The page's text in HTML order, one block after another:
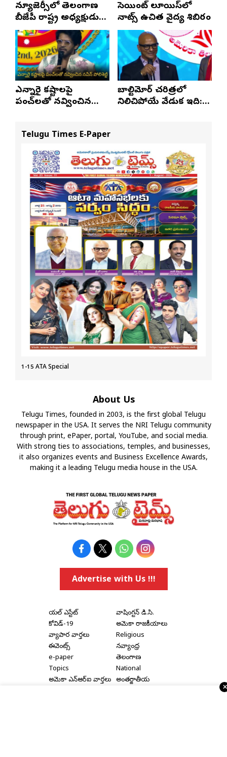
న్యూజెర్సీలో తెలంగాణ
బీజేపీ రాష్ట్ర అధ్యక్షుడు
ఎన్. రాంచందర్‌రావుకు
ఘన స్వాగతం
సెయింట్ లూయిస్‌లో
నాట్స్ ఉచిత వైద్య శిబిరం
ఎన్నారై కష్టాలపై
పంచ్‌లతో నవ్వించిన
బాల్టిమోర్ చరిత్రలో
నిలిచిపోయే వేడుక ఇది:
Telugu Times E-Paper
1-15 ATA Special
About Us
Telugu Times, founded in 2003, is the first global Telugu
newspaper in the USA. It serves the NRI Telugu community
through print, ePaper, portal, YouTube, and social media.
With strong ties to associations, temples, and businesses,
it also organizes events and Business Excellence Awards,
making it a leading Telugu media house in the USA.
Advertise with Us !!!
రియల్ ఎస్టేట్
కోవిడ్-19
వ్యాపార వార్తలు
ఈవెంట్స్
e-paper
Topics
అమెరికా ఎన్‌ఆర్‌ఐ వార్తలు
వాషింగ్టన్ డి.సి.
అమెరికా రాజకీయాలు
Religious
నవ్యాంధ్ర
తెలంగాణ
National
అంతర్జాతీయ